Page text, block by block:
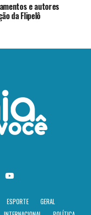
e autores
da Flipelô
ESPORTE
GERAL